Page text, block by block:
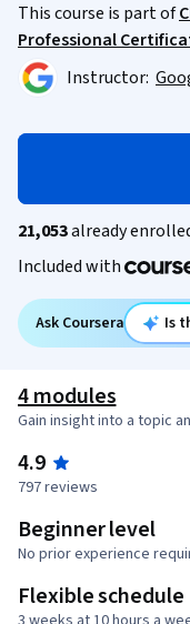
This course is part of
Professional
Instructor:
21,053already
Included with
Ask Coursera Is
4 modules
Gain insight into a topic
4.9
797 reviews
Beginner level
No prior experience
Flexible schedule